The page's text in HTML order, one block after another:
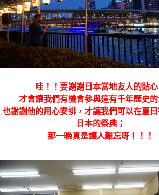
哇！！要謝謝日本當地友人的貼心
才會讓我們有機會參與這有千年歷史的
也謝謝他的用心安排，才讓我們可以在夏
日本的祭典；
那一晚真是讓人難忘呀！！！